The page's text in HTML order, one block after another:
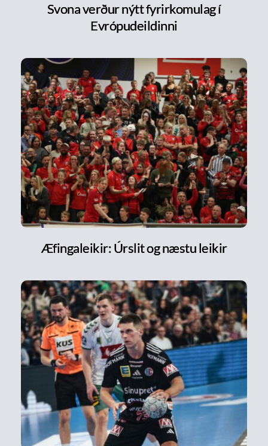
Svona verður nýtt fyrirkomulag í
Evrópudeildinni
Æfingaleikir: Úrslit og næstu leikir